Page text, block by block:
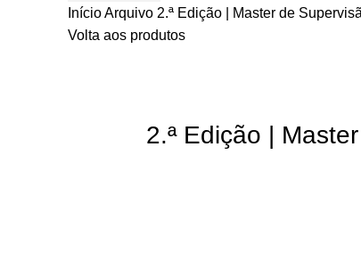
InícioArquivo 2.ª Edição | Master de
Volta aos produtos
2.ª Edição |